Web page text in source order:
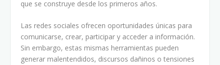
que se construye desde los primeros años.
Las redes sociales ofrecen oportunidades únicas para
comunicarse, crear, participar y acceder a información.
Sin embargo, estas mismas herramientas pueden
generar malentendidos, discursos dañinos o tensiones